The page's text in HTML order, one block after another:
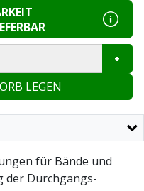
LEGEN
für Bände und
der Durchgangs-